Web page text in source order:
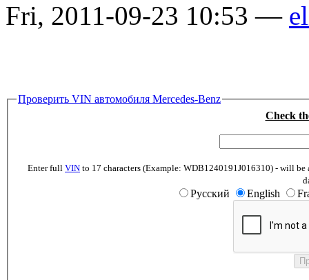
Fri, 2011-09-23 10:53 —
Проверить VIN автомобиля Mercedes-Benz
Check
Enter full VIN to 17 characters (Example: WDB1240191J016310) - will
Русский English